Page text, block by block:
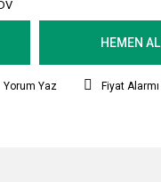
HEMEN AL
Yorum Yaz Fiyat Alarmı